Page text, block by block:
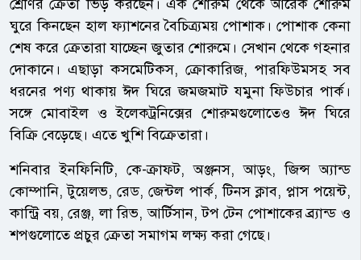
শ্রেণির ক্রেতা ভিড় করছেন। এক শোরুম থেকে আরেক শোরুম
ঘুরে কিনছেন হাল ফ্যাশনের বৈচিত্র্যময় পোশাক। পোশাক কেনা
শেষ করে ক্রেতারা যাচ্ছেন জুতার শোরুমে। সেখান থেকে গহনার
দোকানে। এছাড়া কসমেটিকস, ক্রোকারিজ, পারফিউমসহ সব
ধরনের পণ্য থাকায় ঈদ ঘিরে জমজমাট যমুনা ফিউচার পার্ক।
সঙ্গে মোবাইল ও ইলেকট্রনিক্সের শোরুমগুলোতেও ঈদ ঘিরে
বিক্রি বেড়েছে। এতে খুশি বিক্রেতারা।
শনিবার ইনফিনিটি, কে-ক্রাফট, অঞ্জনস, আড়ং, জিন্স অ্যান্ড
কোম্পানি, টুয়েলভ, রেড, জেন্টল পার্ক, টিনস ক্লাব, প্লাস পয়েন্ট,
কান্ট্রি বয়, রেঞ্জ, লা রিভ, আর্টিসান, টপ টেন পোশাকের ব্র্যান্ড ও
শপগুলোতে প্রচুর ক্রেতা সমাগম লক্ষ্য করা গেছে।